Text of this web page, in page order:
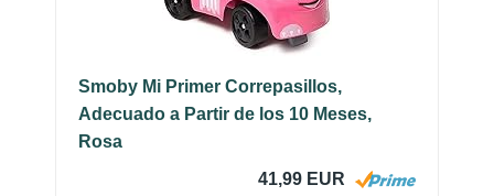
Smoby Mi Primer Correpasillos,
Adecuado a Partir de los 10 Meses,
Rosa
41,99 EUR